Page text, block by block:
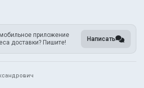
приложение
доставки? Пишите!
Написать